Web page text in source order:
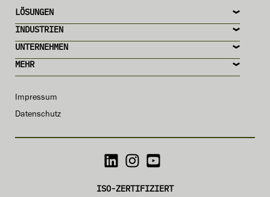
MEHR
UNTERNEHMEN
INDUSTRIEN
LÖSUNGEN
Impressum
Datenschutz
ISO-ZERTIFIZIERT